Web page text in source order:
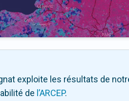
exploite les résultats de
de l’ARCEP.